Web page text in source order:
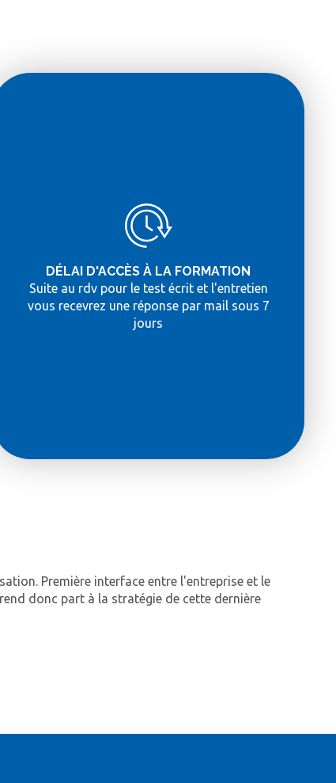
DÉLAI D'ACCÈS À LA FORMATION
Suite au rdv pour le test écrit et l'entretien
vous recevrez une réponse par mail sous 7
jours
Première interface entre l'entreprise et le
donc part à la stratégie de cette dernière